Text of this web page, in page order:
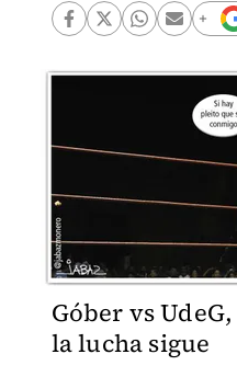
Góber vs UdeG,
la lucha sigue